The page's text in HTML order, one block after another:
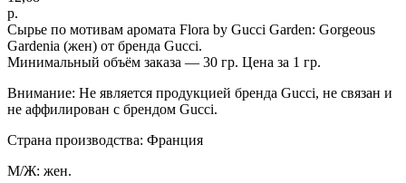
р.
Сырье по мотивам аромата Flora by Gucci Garden: Gorgeous
Gardenia (жен) от бренда Gucci.
Минимальный объём заказа — 30 гр. Цена за 1 гр.
Внимание: Не является продукцией бренда Gucci, не связан и
не аффилирован с брендом Gucci.
Страна производства: Франция
М/Ж: жен.